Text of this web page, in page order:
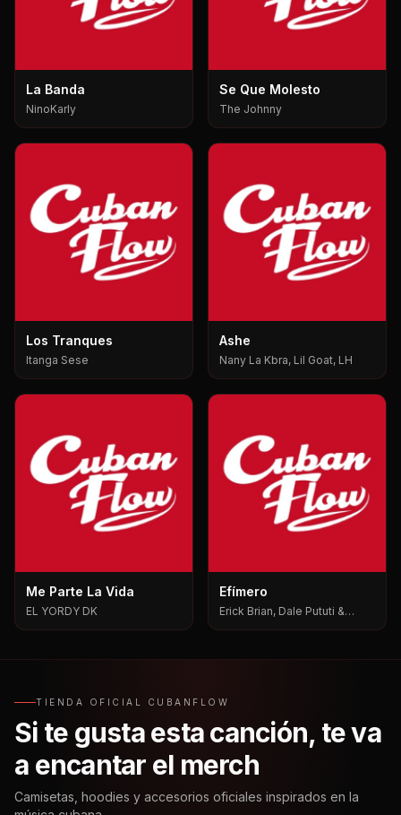
La Banda
NinoKarly
Se Que Molesto
The Johnny
Los Tranques
Itanga Sese
Ashe
Nany La Kbra, Lil Goat, LH
Me Parte La Vida
EL YORDY DK
Efímero
Erick Brian, Dale Pututi &
TIENDA OFICIAL CUBANFLOW
Si te gusta esta canción, te va
a encantar el merch
Camisetas, hoodies y accesorios oficiales inspirados en la